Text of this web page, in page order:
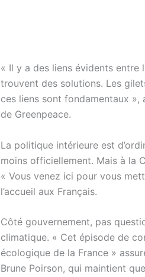
« Il y a des liens évidents
trouvent des solutions. Les
ces liens sont fondamentaux
de Greenpeace.
La politique intérieure est
moins officiellement. Mais à la
« Vous venez ici pour vous
l’accueil aux Français.
Côté gouvernement, pas
climatique. « Cet épisode de
écologique de la France »
Brune Poirson, qui maintient